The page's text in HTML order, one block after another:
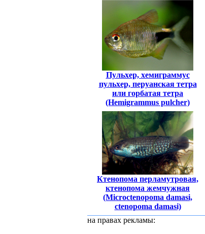
Пульхер, хемиграммус
пульхер, перуанская тетра
или горбатая тетра
(Hemigrammus pulcher)
Ктенопома перламутровая,
ктенопома жемчужная
(Microctenopoma damasi,
сtenopoma damasi)
на правах рекламы: